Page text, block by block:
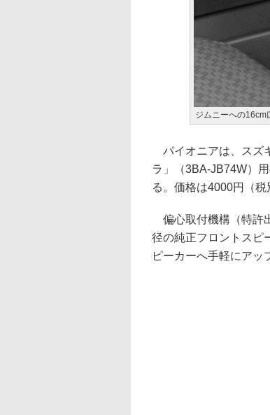
ジムニーへの16cm
パイオニアは、スズ
ラ」（3BA-JB74W）
る。価格は4000円（税
偏心取付機構（特許
径の純正フロントスピ
ピーカーへ手軽にアッ